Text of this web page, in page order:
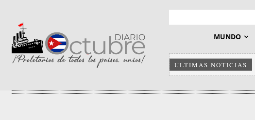
MUNDO
ULTIMAS NOTICIAS